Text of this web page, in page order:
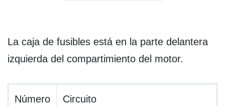
La caja de fusibles está en la parte delantera
izquierda del compartimiento del motor.
Número Circuito